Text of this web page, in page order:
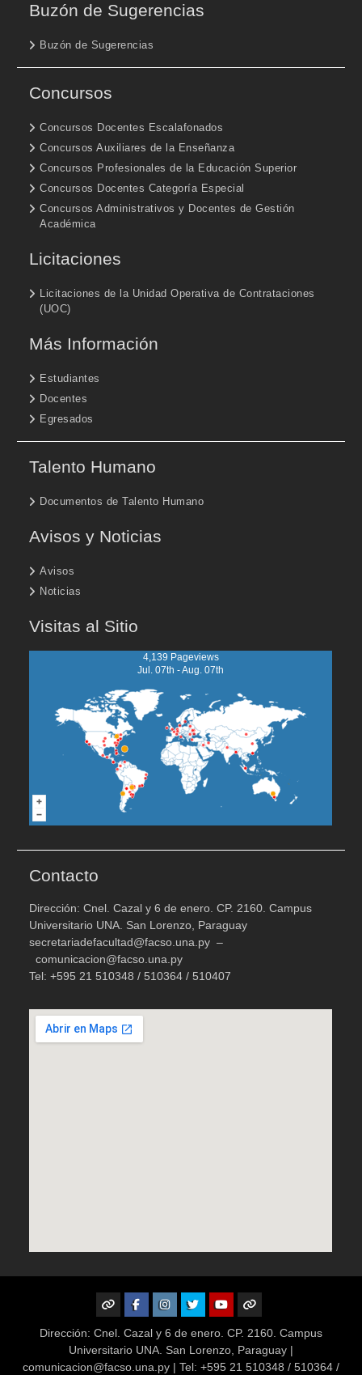
Buzón de Sugerencias
Buzón de Sugerencias
Concursos
Concursos Docentes Escalafonados
Concursos Auxiliares de la Enseñanza
Concursos Profesionales de la Educación Superior
Concursos Docentes Categoría Especial
Concursos Administrativos y Docentes de Gestión
Académica
Licitaciones
Licitaciones de la Unidad Operativa de Contrataciones
(UOC)
Más Información
Estudiantes
Docentes
Egresados
Talento Humano
Documentos de Talento Humano
Avisos y Noticias
Avisos
Noticias
Visitas al Sitio
4,139 Pageviews
Jul. 07th - Aug. 07th
Contacto
Dirección: Cnel. Cazal y 6 de enero. CP. 2160. Campus
Universitario UNA. San Lorenzo, Paraguay
secretariadefacultad@facso.una.py –
comunicacion@facso.una.py
Tel: +595 21 510348 / 510364 / 510407
Dirección: Cnel. Cazal y 6 de enero. CP. 2160. Campus
Universitario UNA. San Lorenzo, Paraguay |
comunicacion@facso.una.py | Tel: +595 21 510348 / 510364 /